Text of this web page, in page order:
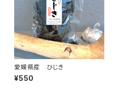
愛媛県産 ひじき
¥550